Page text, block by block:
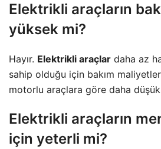
Elektrikli araçların
yüksek mi?
Hayır. Elektrikli araçlar daha az
sahip olduğu için bakım
motorlu araçlara göre daha
Elektrikli araçların
için yeterli mi?